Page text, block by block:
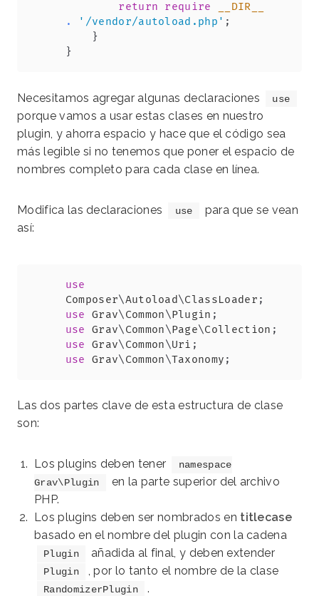
return
require
__DIR__
.
'/vendor/autoload.php' ;
}
}
Necesitamos agregar algunas declaraciones use
porque vamos a usar estas clases en nuestro
plugin, y ahorra espacio y hace que el código sea
más legible si no tenemos que poner el espacio de
nombres completo para cada clase en línea.
Modifica las declaraciones use
para que se vean
así:
use
Composer\Autoload\ClassLoader ;
use
Grav\Common\Plugin ;
use
Grav\Common\Page\Collection ;
use
Grav\Common\Uri ;
use
Grav\Common\Taxonomy ;
Las dos partes clave de esta estructura de clase
son:
Los plugins deben tener
namespace
Grav\Plugin
en la parte superior del archivo
PHP.
Los plugins deben ser nombrados en titlecase
basado en el nombre del plugin con la cadena
Plugin añadida al final, y deben extender
Plugin , por lo tanto el nombre de la clase
RandomizerPlugin .